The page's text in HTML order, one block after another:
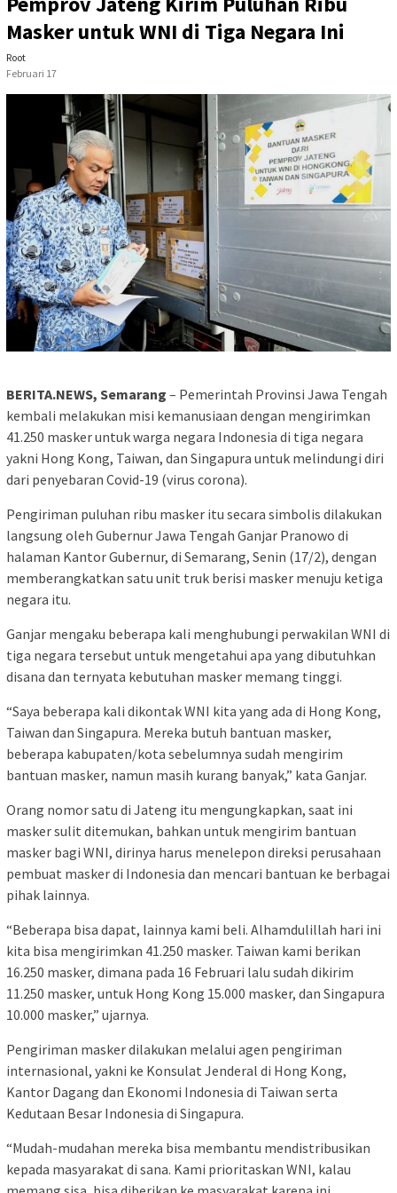
Masker untuk WNI di Tiga Negara Ini
Root
Februari 17
BERITA.NEWS, Semarang – Pemerintah Provinsi Jawa Tengah
kembali melakukan misi kemanusiaan dengan mengirimkan
41.250 masker untuk warga negara Indonesia di tiga negara
yakni Hong Kong, Taiwan, dan Singapura untuk melindungi diri
dari penyebaran Covid-19 (virus corona).
Pengiriman puluhan ribu masker itu secara simbolis dilakukan
langsung oleh Gubernur Jawa Tengah Ganjar Pranowo di
halaman Kantor Gubernur, di Semarang, Senin (17/2), dengan
memberangkatkan satu unit truk berisi masker menuju ketiga
negara itu.
Ganjar mengaku beberapa kali menghubungi perwakilan WNI di
tiga negara tersebut untuk mengetahui apa yang dibutuhkan
disana dan ternyata kebutuhan masker memang tinggi.
“Saya beberapa kali dikontak WNI kita yang ada di Hong Kong,
Taiwan dan Singapura. Mereka butuh bantuan masker,
beberapa kabupaten/kota sebelumnya sudah mengirim
bantuan masker, namun masih kurang banyak,” kata Ganjar.
Orang nomor satu di Jateng itu mengungkapkan, saat ini
masker sulit ditemukan, bahkan untuk mengirim bantuan
masker bagi WNI, dirinya harus menelepon direksi perusahaan
pembuat masker di Indonesia dan mencari bantuan ke berbagai
pihak lainnya.
“Beberapa bisa dapat, lainnya kami beli. Alhamdulillah hari ini
kita bisa mengirimkan 41.250 masker. Taiwan kami berikan
16.250 masker, dimana pada 16 Februari lalu sudah dikirim
11.250 masker, untuk Hong Kong 15.000 masker, dan Singapura
10.000 masker,” ujarnya.
Pengiriman masker dilakukan melalui agen pengiriman
internasional, yakni ke Konsulat Jenderal di Hong Kong,
Kantor Dagang dan Ekonomi Indonesia di Taiwan serta
Kedutaan Besar Indonesia di Singapura.
“Mudah-mudahan mereka bisa membantu mendistribusikan
kepada masyarakat di sana. Kami prioritaskan WNI, kalau